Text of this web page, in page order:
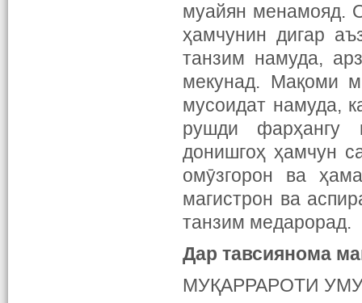
муайян менамояд.
ҳамчунин дигар
танзим намуда,
мекунад. Мақоми
мусоидат намуда,
рушди фарҳангу
донишгоҳ ҳамчун
омӯзгорон ва
магистрон ва
танзим медарорад.
Дар тавсиянома
МУҚАРРАРОТИ